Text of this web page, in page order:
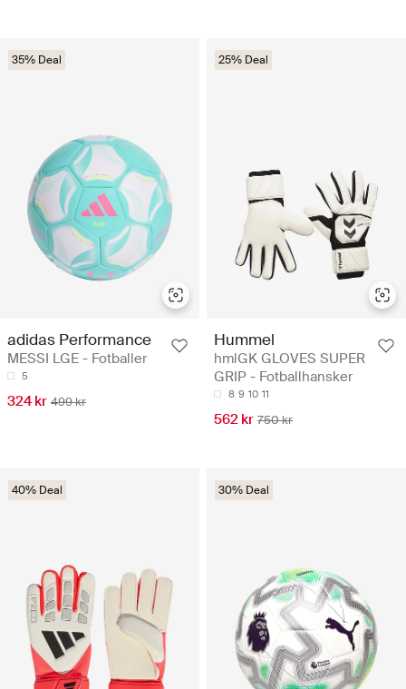
35% Deal
adidas Performance
MESSI LGE - Fotballer
5
324 kr 499 kr
25% Deal
Hummel
hmlGK GLOVES SUPER
GRIP - Fotballhansker
8 9 10 11
562 kr 750 kr
40% Deal 30% Deal